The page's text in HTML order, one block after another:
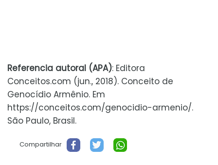
Referencia autoral (APA): Editora
Conceitos.com (jun., 2018). Conceito de
Genocídio Armênio. Em
https://conceitos.com/genocidio-armenio/.
São Paulo, Brasil.
Compartilhar